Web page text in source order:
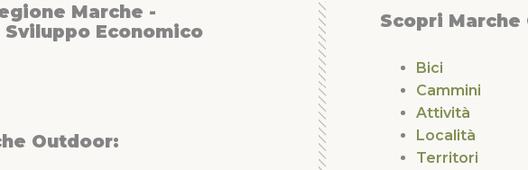
Marche -
Economico
Outdoor:
Scopri Marche
Bici
Cammini
Attività
Località
Territori